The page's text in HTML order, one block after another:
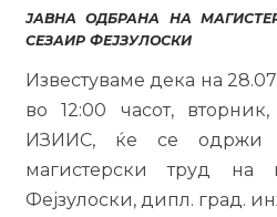
ЈАВНА ОДБРАНА НА
СЕЗАИР ФЕЈЗУЛОСКИ
Известуваме дека на
во 12:00 часот,
ИЗИИС, ќе се одржи
магистерски труд на
Фејзулоски, дипл. град.